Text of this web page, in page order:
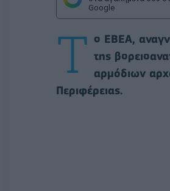
Google
Τ ο ΕΒΕΑ,
της
αρμόδιων
Περιφέρειας.